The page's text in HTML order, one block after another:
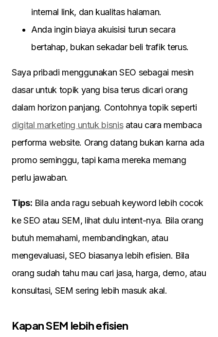
internal link, dan kualitas halaman.
Anda ingin biaya akuisisi turun secara
bertahap, bukan sekadar beli trafik terus.
Saya pribadi menggunakan SEO sebagai mesin
dasar untuk topik yang bisa terus dicari orang
dalam horizon panjang. Contohnya topik seperti
digital marketing untuk bisnisatau cara membaca
performa website. Orang datang bukan karna ada
promo seminggu, tapi karna mereka memang
perlu jawaban.
Tips: Bila anda ragu sebuah keyword lebih cocok
ke SEO atau SEM, lihat dulu intent-nya. Bila orang
butuh memahami, membandingkan, atau
mengevaluasi, SEO biasanya lebih efisien. Bila
orang sudah tahu mau cari jasa, harga, demo, atau
konsultasi, SEM sering lebih masuk akal.
Kapan SEM lebih efisien